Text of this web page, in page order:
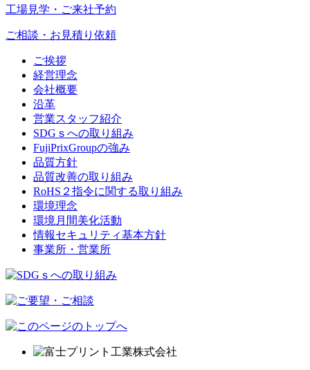
工場見学・ご来社予約
ご相談・お見積り依頼
ご挨拶
経営理念
会社概要
沿革
営業スタッフ紹介
SDGｓへの取り組み
FujiPrixGroupの強み
品質方針
品質改善の取り組み
RoHS２指令に関する取り組み
環境理念
環境月間美化活動
情報セキュリティ基本方針
事業所・営業所